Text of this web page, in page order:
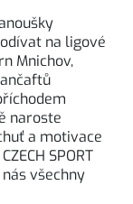
na ligové
Mnichov,
naroste
a motivace
SPORT
všechny